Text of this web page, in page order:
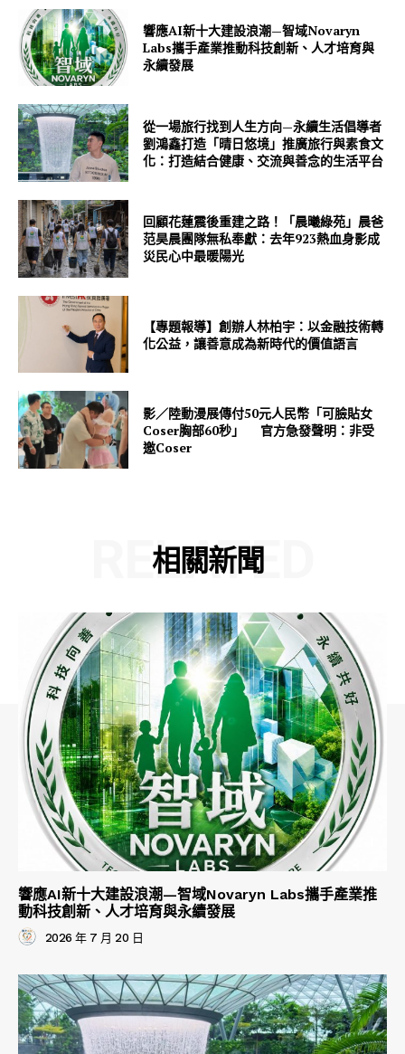
響應AI新十大建設浪潮—智域Novaryn
Labs攜手產業推動科技創新、人才培育與
永續發展
從一場旅行找到人生方向—永續生活倡導者
劉鴻鑫打造「晴日悠境」推廣旅行與素食文
化：打造結合健康、交流與善念的生活平台
回顧花蓮震後重建之路！「晨曦綠苑」晨爸
范昊晨團隊無私奉獻：去年923熱血身影成
災民心中最暖陽光
【專題報導】創辦人林柏宇：以金融技術轉
化公益，讓善意成為新時代的價值語言
影／陸動漫展傳付50元人民幣「可臉貼女
Coser胸部60秒」 官方急發聲明：非受
邀Coser
相關新聞
RELATED
響應AI新十大建設浪潮—智域Novaryn Labs攜手產業推
動科技創新、人才培育與永續發展
2026 年 7 月 20 日